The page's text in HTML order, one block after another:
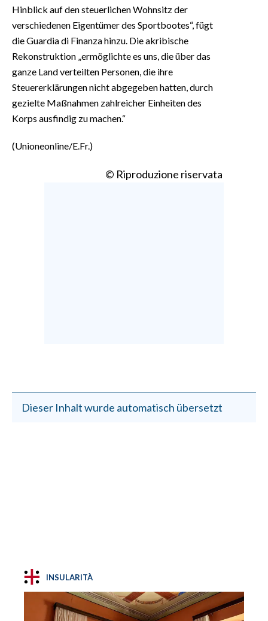
Hinblick auf den steuerlichen Wohnsitz der
verschiedenen Eigentümer des Sportbootes“, fügt
die Guardia di Finanza hinzu. Die akribische
Rekonstruktion „ermöglichte es uns, die über das
ganze Land verteilten Personen, die ihre
Steuererklärungen nicht abgegeben hatten, durch
gezielte Maßnahmen zahlreicher Einheiten des
Korps ausfindig zu machen.“
(Unioneonline/E.Fr.)
© Riproduzione riservata
Dieser Inhalt wurde automatisch übersetzt
INSULARITÀ